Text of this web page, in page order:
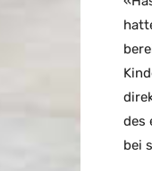
des
bei